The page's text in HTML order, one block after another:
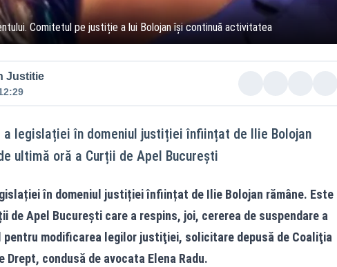
Comitetul pe justiție a lui Bolojan își continuă activitatea
Justitie
a legislației în domeniul justiției înființat de Ilie Bolojan
ultimă oră a Curții de Apel București
în domeniul justiției înființat de Ilie Bolojan rămâne. Este
de Apel București care a respins, joi, cererea de suspendare a
pentru modificarea legilor justiţiei, solicitare depusă de Coaliţia
condusă de avocata Elena Radu.